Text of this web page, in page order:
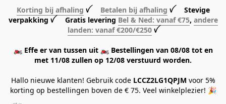
Korting bij afhaling ꪜ Betalen bij afhaling ꪜ Stevige
verpakking ꪜ Gratis levering Bel & Ned: vanaf €75, andere
landen: vanaf €200/€250 ꪜ
🏍️ Effe er van tussen uit 🏍️ Bestellingen van 08/08 tot en
met 11/08 zullen op 12/08 verstuurd worden.
Hallo nieuwe klanten! Gebruik code LCCZ2LG1QPJM voor 5%
korting op bestellingen boven de € 75. Veel winkelplezier! 🎉